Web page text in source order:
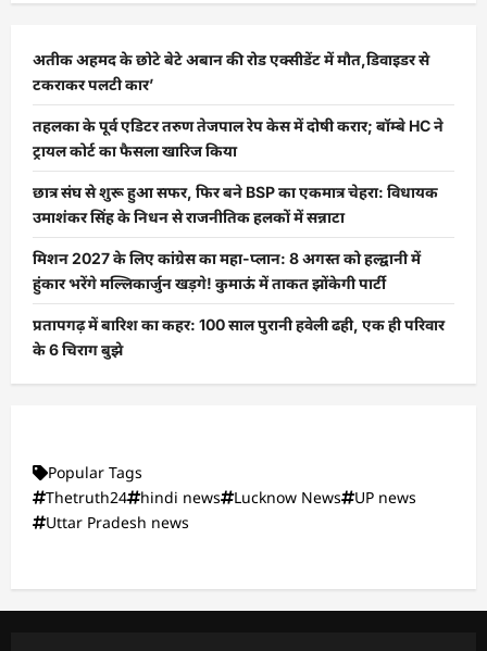
अतीक अहमद के छोटे बेटे अबान की रोड एक्सीडेंट में मौत,डिवाइडर से
टकराकर पलटी कार’
तहलका के पूर्व एडिटर तरुण तेजपाल रेप केस में दोषी करार; बॉम्बे HC ने
ट्रायल कोर्ट का फैसला खारिज किया
छात्र संघ से शुरू हुआ सफर, फिर बने BSP का एकमात्र चेहरा: विधायक
उमाशंकर सिंह के निधन से राजनीतिक हलकों में सन्नाटा
मिशन 2027 के लिए कांग्रेस का महा-प्लान: 8 अगस्त को हल्द्वानी में
हुंकार भरेंगे मल्लिकार्जुन खड़गे! कुमाऊं में ताकत झोंकेगी पार्टी
प्रतापगढ़ में बारिश का कहर: 100 साल पुरानी हवेली ढही, एक ही परिवार
के 6 चिराग बुझे
Popular Tags
Thetruth24
hindi news Lucknow News
UP news
Uttar Pradesh news